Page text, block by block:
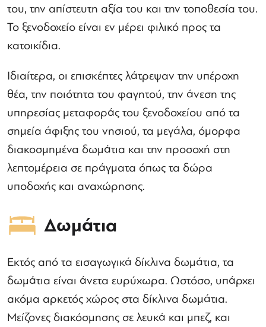
του, την απίστευτη αξία του και την τοποθεσία του.
Το ξενοδοχείο είναι εν μέρει φιλικό προς τα
κατοικίδια.
Ιδιαίτερα, οι επισκέπτες λάτρεψαν την υπέροχη
θέα, την ποιότητα του φαγητού, την άνεση της
υπηρεσίας μεταφοράς του ξενοδοχείου από τα
σημεία άφιξης του νησιού, τα μεγάλα, όμορφα
διακοσμημένα δωμάτια και την προσοχή στη
λεπτομέρεια σε πράγματα όπως τα δώρα
υποδοχής και αναχώρησης.
Δωμάτια
Εκτός από τα εισαγωγικά δίκλινα δωμάτια, τα
δωμάτια είναι άνετα ευρύχωρα. Ωστόσο, υπάρχει
ακόμα αρκετός χώρος στα δίκλινα δωμάτια.
Μείζονες διακόσμησης σε λευκά και μπεζ, και